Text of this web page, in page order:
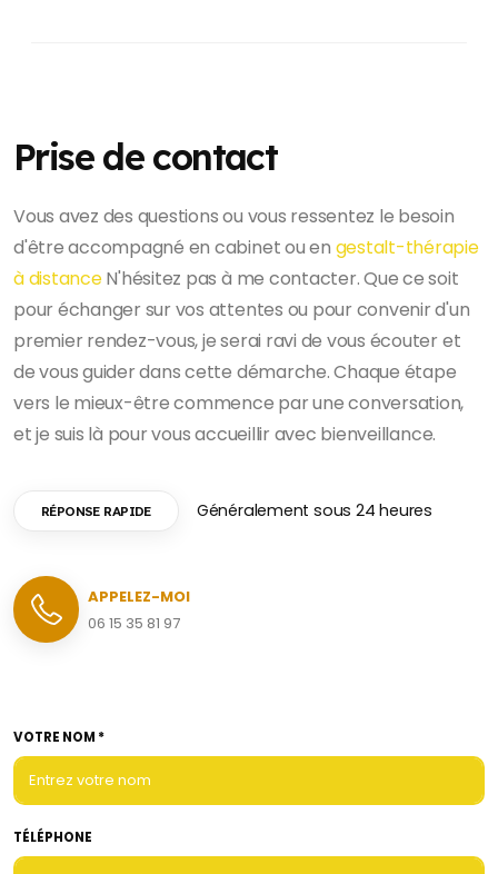
Prise de contact
Vous avez des questions ou vous ressentez le besoin
d'être accompagné en cabinet ou en gestalt-thérapie
à distanceN'hésitez pas à me contacter. Que ce soit
pour échanger sur vos attentes ou pour convenir d'un
premier rendez-vous, je serai ravi de vous écouter et
de vous guider dans cette démarche. Chaque étape
vers le mieux-être commence par une conversation,
et je suis là pour vous accueillir avec bienveillance.
RÉPONSE RAPIDE Généralement sous 24 heures
APPELEZ-MOI
06 15 35 81 97
VOTRE NOM *
TÉLÉPHONE